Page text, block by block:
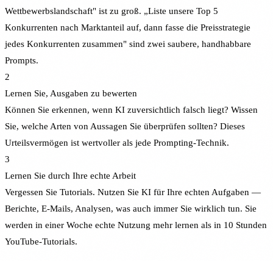
Wettbewerbslandschaft" ist zu groß. „Liste unsere Top 5
Konkurrenten nach Marktanteil auf, dann fasse die Preisstrategie
jedes Konkurrenten zusammen" sind zwei saubere, handhabbare
Prompts.
2
Lernen Sie, Ausgaben zu bewerten
Können Sie erkennen, wenn KI zuversichtlich falsch liegt? Wissen
Sie, welche Arten von Aussagen Sie überprüfen sollten? Dieses
Urteilsvermögen ist wertvoller als jede Prompting-Technik.
3
Lernen Sie durch Ihre echte Arbeit
Vergessen Sie Tutorials. Nutzen Sie KI für Ihre echten Aufgaben —
Berichte, E-Mails, Analysen, was auch immer Sie wirklich tun. Sie
werden in einer Woche echte Nutzung mehr lernen als in 10 Stunden
YouTube-Tutorials.